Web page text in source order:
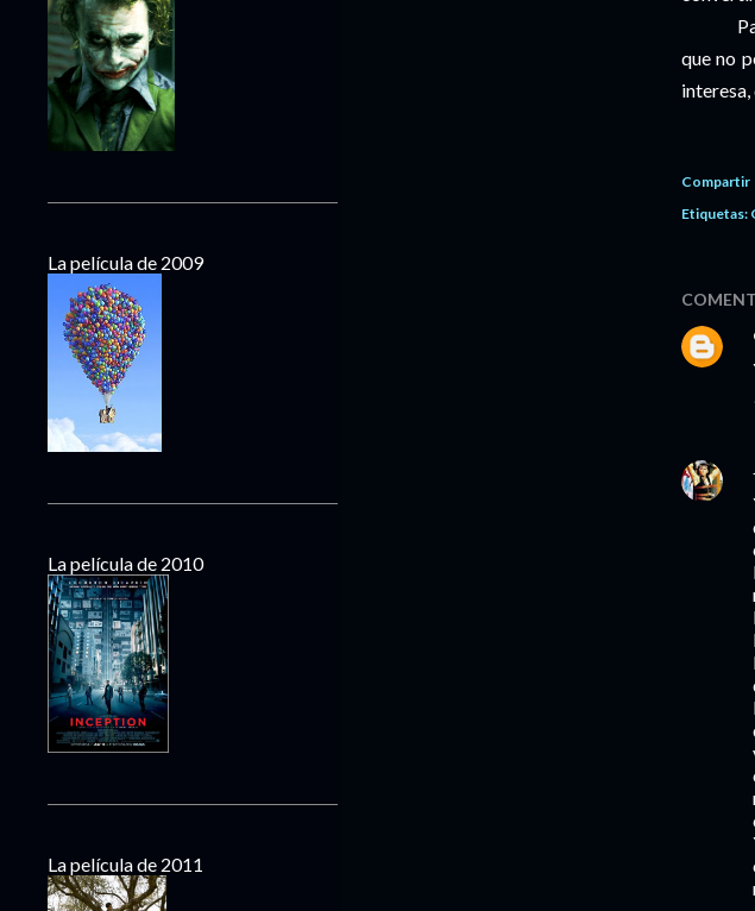
que no
Compartir
Etiquetas:
La película de 2009
La película de 2010
La película de 2011